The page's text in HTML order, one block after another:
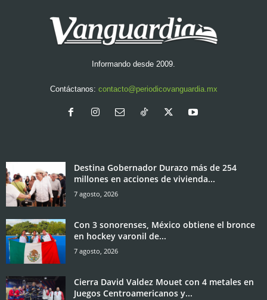
Informando desde 2009.
Contáctanos: contacto@periodicovanguardia.mx
Destina Gobernador Durazo más de 254
millones en acciones de vivienda...
7 agosto, 2026
Con 3 sonorenses, México obtiene el bronce
en hockey varonil de...
7 agosto, 2026
Cierra David Valdez Mouet con 4 metales en
Juegos Centroamericanos y...